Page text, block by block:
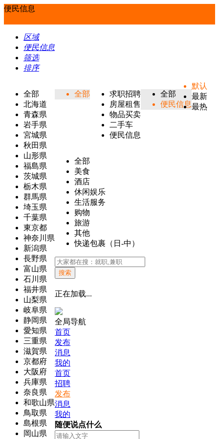
便民信息
区域
便民信息
筛选
排序
全部
北海道
青森県
岩手県
宮城県
秋田県
山形県
福島県
茨城県
栃木県
群馬県
埼玉県
千葉県
東京都
神奈川県
新潟県
長野県
富山県
石川県
福井県
山梨県
岐阜県
静岡県
愛知県
三重県
滋賀県
京都府
大阪府
兵庫県
奈良県
和歌山県
鳥取県
島根県
岡山県
全部
求职招聘
房屋租售
物品买卖
二手车
便民信息
全部
便民信息
全部
美食
酒店
休闲娱乐
生活服务
购物
旅游
其他
快递包裹（日-中）
默认
最新
最热
搜索
正在加载...
全局导航
首页
发布
消息
我的
首页
招聘
发布
消息
我的
随便说点什么